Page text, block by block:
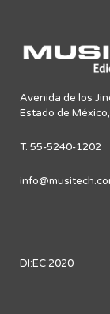
Avenida de los
Estado de
T. 55-5240-1202
DI:EC 2020